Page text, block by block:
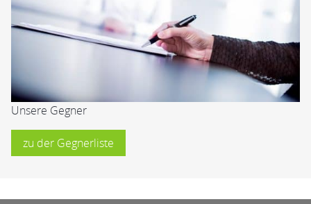
Unsere Gegner
zu der Gegnerliste